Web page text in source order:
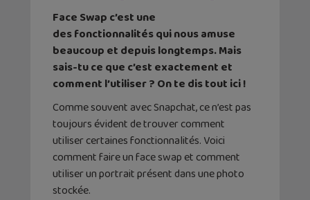
Face Swap c’est une
des fonctionnalités qui nous amuse
beaucoup et depuis longtemps. Mais
sais-tu ce que c’est exactement et
comment l’utiliser ? On te dis tout ici !
Comme souvent avec Snapchat, ce n’est pas
toujours évident de trouver comment
utiliser certaines fonctionnalités. Voici
comment faire un face swap et comment
utiliser un portrait présent dans une photo
stockée.